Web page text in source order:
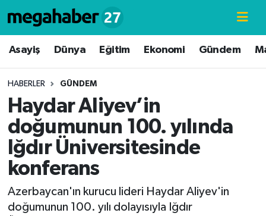
Asayiş Dünya Eğitim Ekonomi Gündem
HABERLER GÜNDEM
Haydar Aliyev’in
doğumunun 100. yılında
Iğdır Üniversitesinde
konferans
Azerbaycan'ın kurucu lideri Haydar Aliyev'in
doğumunun 100. yılı dolayısıyla Iğdır
Hava Durumu
Süper Lig Puan Durumu ve Fikstür
Tüm Manşetler
Son Dakika Haberleri
Haber Arşivi